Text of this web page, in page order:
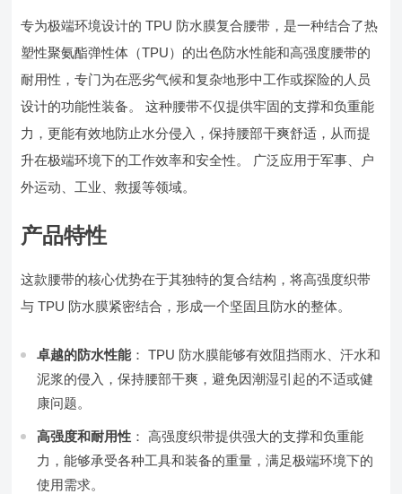
专为极端环境设计的 TPU 防水膜复合腰带，是一种结合了热
塑性聚氨酯弹性体（TPU）的出色防水性能和高强度腰带的
耐用性，专门为在恶劣气候和复杂地形中工作或探险的人员
设计的功能性装备。 这种腰带不仅提供牢固的支撑和负重能
力，更能有效地防止水分侵入，保持腰部干爽舒适，从而提
升在极端环境下的工作效率和安全性。 广泛应用于军事、户
外运动、工业、救援等领域。
产品特性
这款腰带的核心优势在于其独特的复合结构，将高强度织带
与 TPU 防水膜紧密结合，形成一个坚固且防水的整体。
卓越的防水性能： TPU 防水膜能够有效阻挡雨水、汗水和
泥浆的侵入，保持腰部干爽，避免因潮湿引起的不适或健
康问题。
高强度和耐用性 ： 高强度织带提供强大的支撑和负重能
力，能够承受各种工具和装备的重量，满足极端环境下的
使用需求。